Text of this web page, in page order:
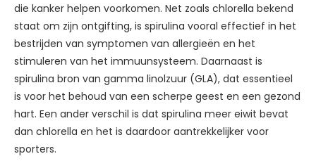
die kanker helpen voorkomen. Net zoals chlorella bekend
staat om zijn ontgifting, is spirulina vooral effectief in het
bestrijden van symptomen van allergieën en het
stimuleren van het immuunsysteem. Daarnaast is
spirulina bron van gamma linolzuur (GLA), dat essentieel
is voor het behoud van een scherpe geest en een gezond
hart. Een ander verschil is dat spirulina meer eiwit bevat
dan chlorella en het is daardoor aantrekkelijker voor
sporters.